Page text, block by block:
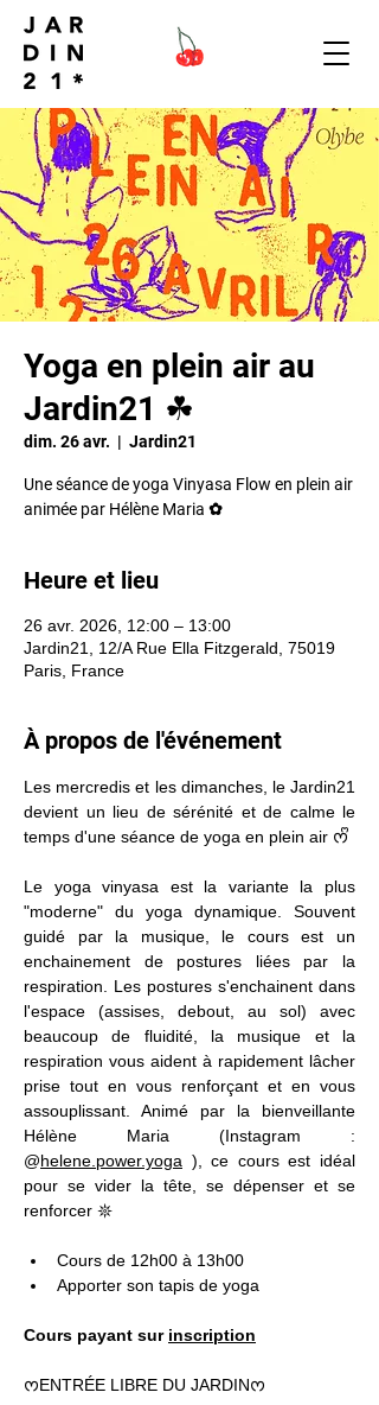
Yoga en plein air au
Jardin21 ☘︎
dim. 26 avr.
  |
Jardin21
Une séance de yoga Vinyasa Flow en plein air
animée par Hélène Maria ✿
Heure et lieu
26 avr. 2026, 12:00 – 13:00
Jardin21, 12/A Rue Ella Fitzgerald, 75019
Paris, France
À propos de l'événement
Les mercredis et les dimanches, le Jardin21
devient un lieu de sérénité et de calme le
temps d'une séance de yoga en plein air ᰔᩚ
Le yoga vinyasa est la variante la plus
"moderne" du yoga dynamique. Souvent
guidé par la musique, le cours est un
enchainement de postures liées par la
respiration. Les postures s'enchainent dans
l'espace (assises, debout, au sol) avec
beaucoup de fluidité, la musique et la
respiration vous aident à rapidement lâcher
prise tout en vous renforçant et en vous
assouplissant. Animé par la bienveillante
Hélène Maria (Instagram :
@helene.power.yoga ), ce cours est idéal
pour se vider la tête, se dépenser et se
renforcer 𖤓
Cours de 12h00 à 13h00
Apporter son tapis de yoga
Cours payant sur inscription
ᰔENTRÉE LIBRE DU JARDINᰔ